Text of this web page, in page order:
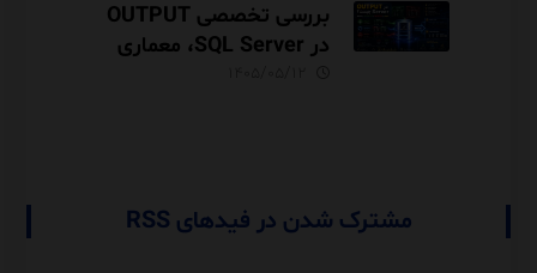
USERELATIONSHIP
بررسی تخصصی OUTPUT
در SQL Server، معماری
مشترک شدن در فیدهای RSS